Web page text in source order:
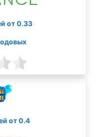
от 0.33
от 0.4